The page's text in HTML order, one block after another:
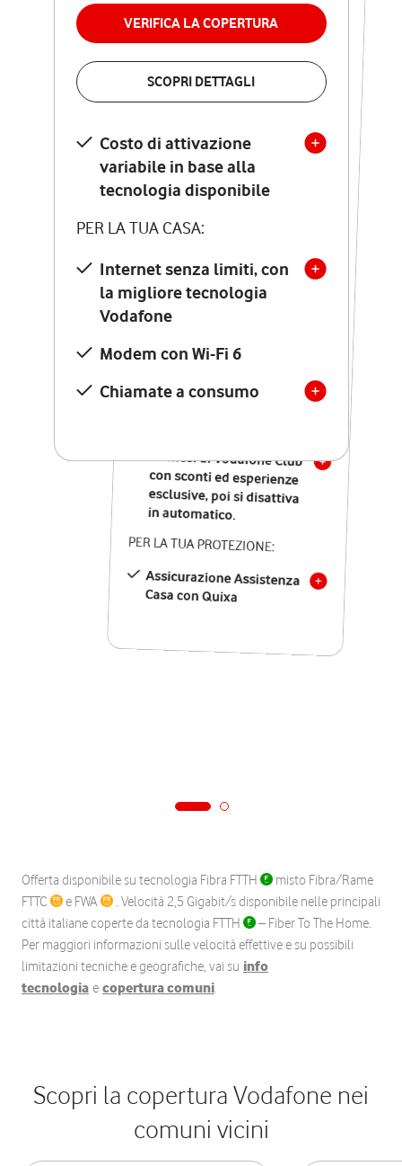
VERIFICA LA COPERTURA
SCOPRI DETTAGLI
Costo di attivazione
variabile in base alla
tecnologia disponibile
PER LA TUA CASA:
Internet senza limiti, con
la migliore tecnologia
Vodafone
Modem con Wi-Fi 6
Chiamate a consumo
permanenza
VERIFICA LA COPERTURA
Costo di attivazione
variabile in base alla
tecnologia disponibile
PER LA TUA CASA:
Internet senza limiti, con
la migliore tecnologia
Vodafone
Modem Seven con Wi-Fi 7
Chiamate illimitate verso
numeri fissi e mobili
nazionali
12 mesi di Vodafone Club
con sconti ed esperienze
esclusive, poi si disattiva
in automatico.
PER LA TUA PROTEZIONE:
Assicurazione Assistenza
Casa con Quixa
Offerta disponibile su tecnologia Fibra FTTH
misto Fibra/Rame
FTTC
e FWA
. Velocità 2,5 Gigabit/s disponibile nelle principali
città italiane coperte da tecnologia FTTH
– Fiber To The Home.
Per maggiori informazioni sulle velocità effettive e su possibili
limitazioni tecniche e geografiche, vai su info
tecnologia e copertura comuni.
Scopri la copertura Vodafone nei
comuni vicini